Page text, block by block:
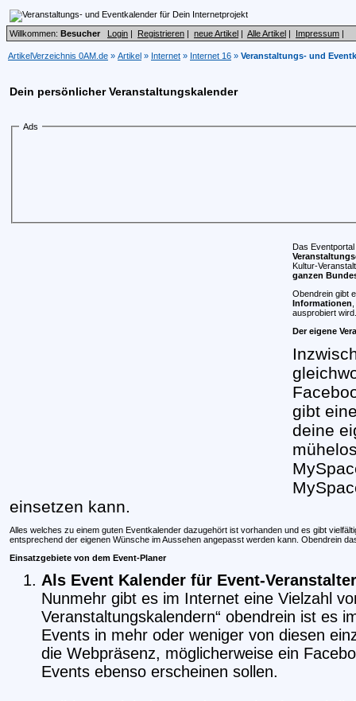
Willkommen: Besucher Login | Registrieren | neue Artikel | Alle Artikel | Impressum |
ArtikelVerzeichnis 0AM.de » Artikel » Internet » Internet 16 » Veranstaltungs- und
Dein persönlicher Veranstaltungskalender
Ads
Das
Kultur-
ganzen
Obendrein gibt
Informationen
ausprobiert
Der eigene
gibt
deine
einsetzen kann.
Alles welches zu einem guten Eventkalender dazugehört ist vorhanden und es gibt
entsprechend der eigenen Wünsche im Aussehen angepasst werden kann. Obendrein
Einsatzgebiete von dem Event-Planer
Als Event Kalender für Event-Veranstalter
Nunmehr gibt es im Internet eine Vielzahl
Veranstaltungskalendern“ obendrein ist es
Events in mehr oder weniger von diesen
die Webpräsenz, möglicherweise ein
Events ebenso erscheinen sollen.